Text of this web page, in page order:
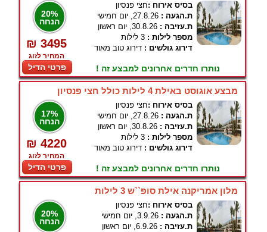
20%
הנחה
₪ 3495
המחיר לזוג
פרטי הדיל
בסיס אירוח :חצי פנסיון
ת.הגעה : 27.8.26, יום חמישי
ת.עזיבה : 30.8.26, יום ראשון
מספר לילות : 3 לילות
דירוג גולשים : דירוג טוב מאוד
נותרו חדרים אחרונים למבצע זה !
מבצע אוגוסט באילת 4 לילות כולל חצי פנסיון
17%
הנחה
₪ 4220
המחיר לזוג
פרטי הדיל
בסיס אירוח :חצי פנסיון
ת.הגעה : 27.8.26, יום חמישי
ת.עזיבה : 30.8.26, יום ראשון
מספר לילות : 3 לילות
דירוג גולשים : דירוג טוב מאוד
נותרו חדרים אחרונים למבצע זה !
מלון אמריקנה אילת סופ``ש 3 לילות
20%
הנחה
בסיס אירוח :חצי פנסיון
ת.הגעה : 3.9.26, יום חמישי
ת.עזיבה : 6.9.26, יום ראשון